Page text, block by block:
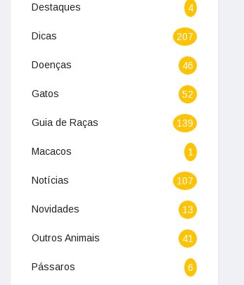
Destaques 4
Dicas 207
Doenças 46
Gatos 52
Guia de Raças 139
Macacos 1
Notícias 107
Novidades 13
Outros Animais 41
Pássaros 6